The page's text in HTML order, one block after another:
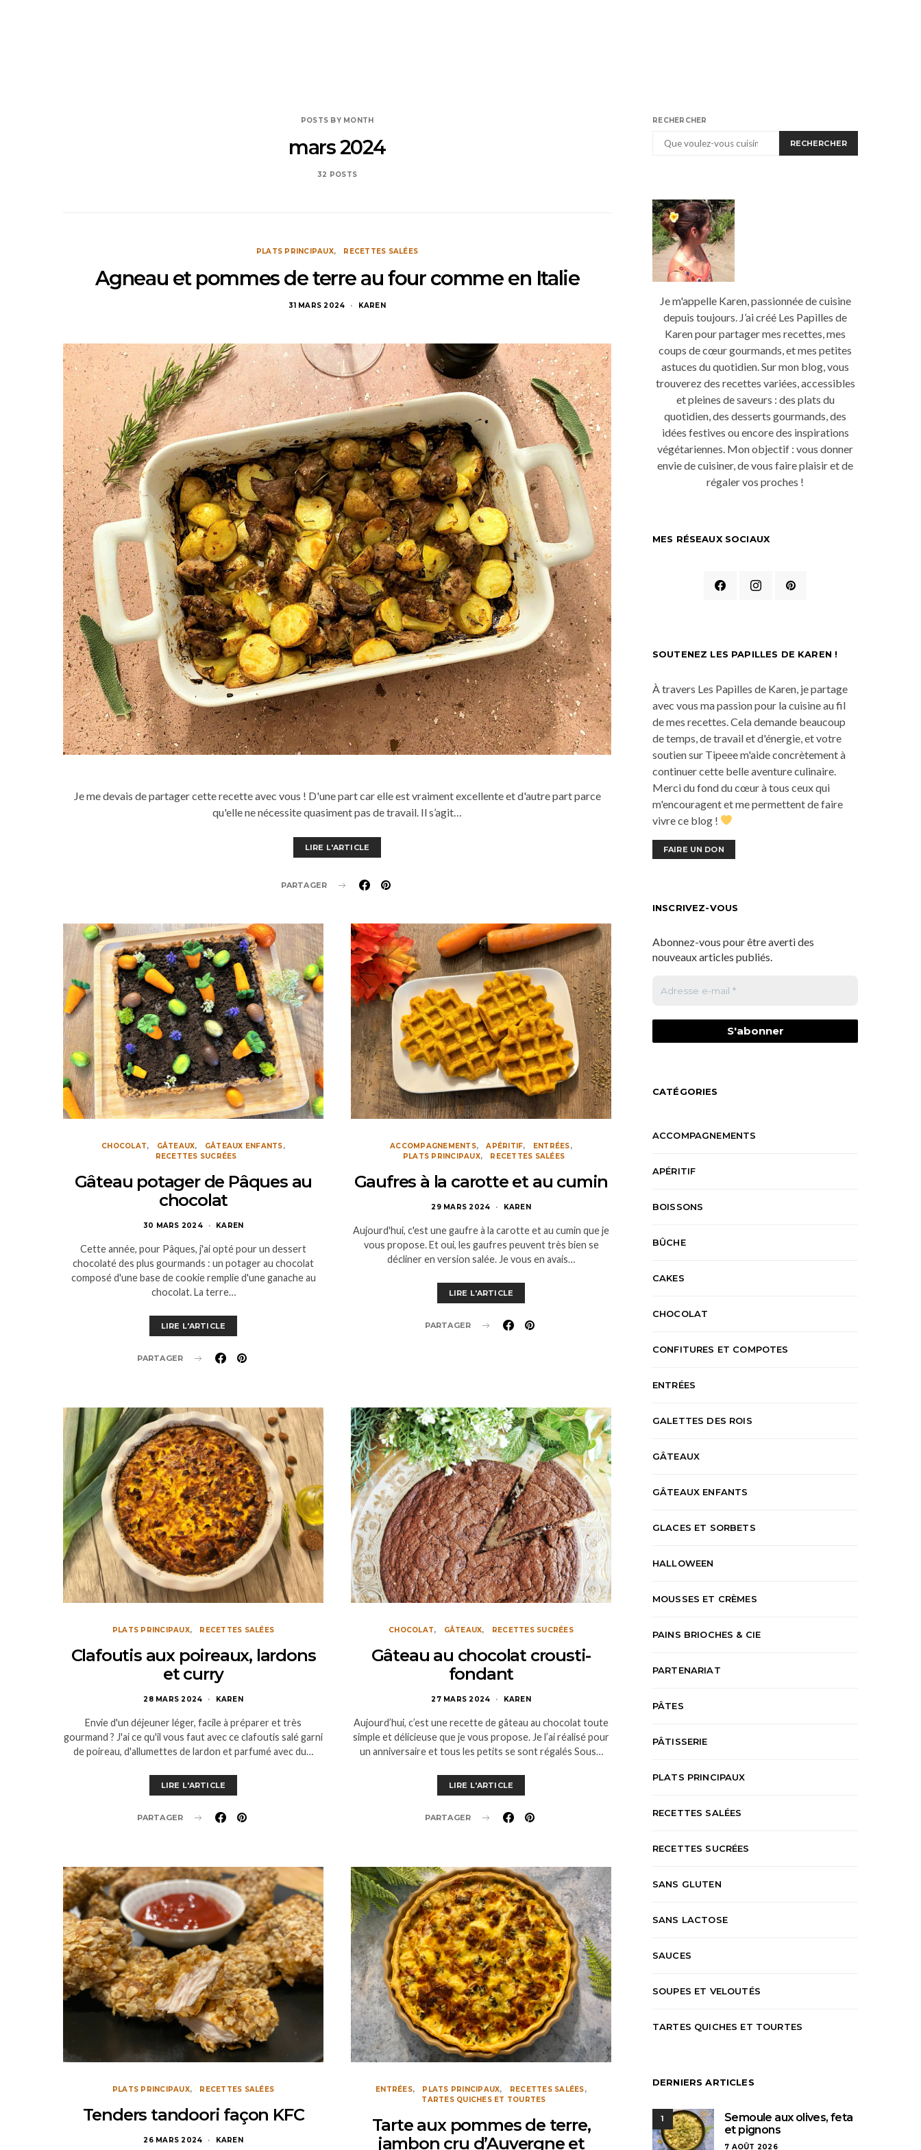
POSTS BY MONTH
mars 2024
32 POSTS
PLATS PRINCIPAUX RECETTES SALÉES
Agneau et pommes de terre au four comme en Italie
31 MARS 2024 KAREN
Je me devais de partager cette recette avec vous ! D'une part car elle est vraiment excellente et d'autre part parce
qu'elle ne nécessite quasiment pas de travail. Il s’agit…
LIRE L'ARTICLE
PARTAGER
CHOCOLAT GÂTEAUX
GÂTEAUX ENFANTS
RECETTES SUCRÉES
Gâteau potager de Pâques au
chocolat
30 MARS 2024 KAREN
Cette année, pour Pâques, j'ai opté pour un dessert
chocolaté des plus gourmands : un potager au chocolat
composé d'une base de cookie remplie d'une ganache au
chocolat. La terre…
LIRE L'ARTICLE
PARTAGER
ACCOMPAGNEMENTS APÉRITIF
ENTRÉES
PLATS PRINCIPAUX
RECETTES SALÉES
Gaufres à la carotte et au cumin
29 MARS 2024 KAREN
Aujourd'hui, c'est une gaufre à la carotte et au cumin que je
vous propose. Et oui, les gaufres peuvent très bien se
décliner en version salée. Je vous en avais…
LIRE L'ARTICLE
PARTAGER
PLATS PRINCIPAUX RECETTES SALÉES
Clafoutis aux poireaux, lardons
et curry
28 MARS 2024 KAREN
Envie d'un déjeuner léger, facile à préparer et très
gourmand ? J'ai ce qu'il vous faut avec ce clafoutis salé garni
de poireau, d'allumettes de lardon et parfumé avec du…
LIRE L'ARTICLE
PARTAGER
CHOCOLAT GÂTEAUX RECETTES SUCRÉES
Gâteau au chocolat crousti-
fondant
27 MARS 2024 KAREN
Aujourd’hui, c’est une recette de gâteau au chocolat toute
simple et délicieuse que je vous propose. Je l’ai réalisé pour
un anniversaire et tous les petits se sont régalés Sous…
LIRE L'ARTICLE
PARTAGER
PLATS PRINCIPAUX RECETTES SALÉES
Tenders tandoori façon KFC
26 MARS 2024 KAREN
ENTRÉES PLATS PRINCIPAUX
RECETTES SALÉES
TARTES QUICHES ET TOURTES
Tarte aux pommes de terre,
jambon cru d’Auvergne et
RECHERCHER
RECHERCHER
Je m'appelle Karen, passionnée de cuisine
depuis toujours. J’ai créé Les Papilles de
Karen pour partager mes recettes, mes
coups de cœur gourmands, et mes petites
astuces du quotidien. Sur mon blog, vous
trouverez des recettes variées, accessibles
et pleines de saveurs : des plats du
quotidien, des desserts gourmands, des
idées festives ou encore des inspirations
végétariennes. Mon objectif : vous donner
envie de cuisiner, de vous faire plaisir et de
régaler vos proches !
MES RÉSEAUX SOCIAUX
SOUTENEZ LES PAPILLES DE KAREN !
À travers Les Papilles de Karen, je partage
avec vous ma passion pour la cuisine au fil
de mes recettes. Cela demande beaucoup
de temps, de travail et d'énergie, et votre
soutien sur Tipeee m'aide concrètement à
continuer cette belle aventure culinaire.
Merci du fond du cœur à tous ceux qui
m'encouragent et me permettent de faire
vivre ce blog !
FAIRE UN DON
INSCRIVEZ-VOUS
Abonnez-vous pour être averti des
nouveaux articles publiés.
CATÉGORIES
ACCOMPAGNEMENTS
APÉRITIF
BOISSONS
BÛCHE
CAKES
CHOCOLAT
CONFITURES ET COMPOTES
ENTRÉES
GALETTES DES ROIS
GÂTEAUX
GÂTEAUX ENFANTS
GLACES ET SORBETS
HALLOWEEN
MOUSSES ET CRÈMES
PAINS BRIOCHES & CIE
PARTENARIAT
PÂTES
PÂTISSERIE
PLATS PRINCIPAUX
RECETTES SALÉES
RECETTES SUCRÉES
SANS GLUTEN
SANS LACTOSE
SAUCES
SOUPES ET VELOUTÉS
TARTES QUICHES ET TOURTES
DERNIERS ARTICLES
1
Semoule aux olives, feta
et pignons
7 AOÛT 2026